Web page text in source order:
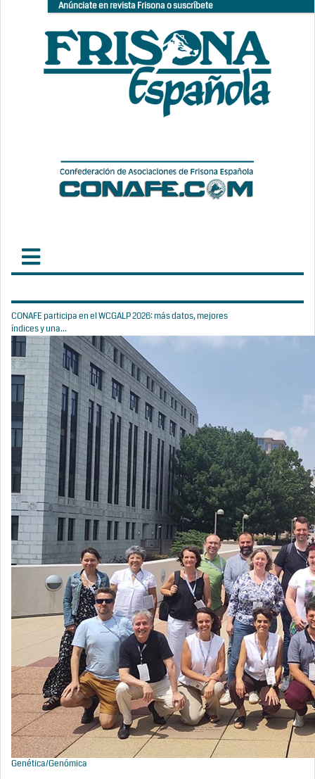
Anúnciate en revista Frisona o suscríbete
CONAFE participa en el WCGALP 2026: más datos, mejores
índices y una...
Genética/Genómica